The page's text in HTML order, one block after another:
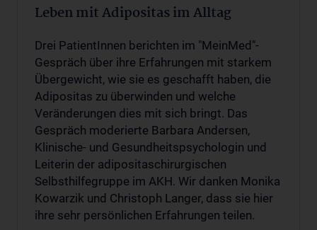
Leben mit Adipositas im Alltag
Drei PatientInnen berichten im "MeinMed"-
Gespräch über ihre Erfahrungen mit starkem
Übergewicht, wie sie es geschafft haben, die
Adipositas zu überwinden und welche
Veränderungen dies mit sich bringt. Das
Gespräch moderierte Barbara Andersen,
Klinische- und Gesundheitspsychologin und
Leiterin der adipositaschirurgischen
Selbsthilfegruppe im AKH. Wir danken Monika
Kowarzik und Christoph Langer, dass sie hier
ihre sehr persönlichen Erfahrungen teilen.